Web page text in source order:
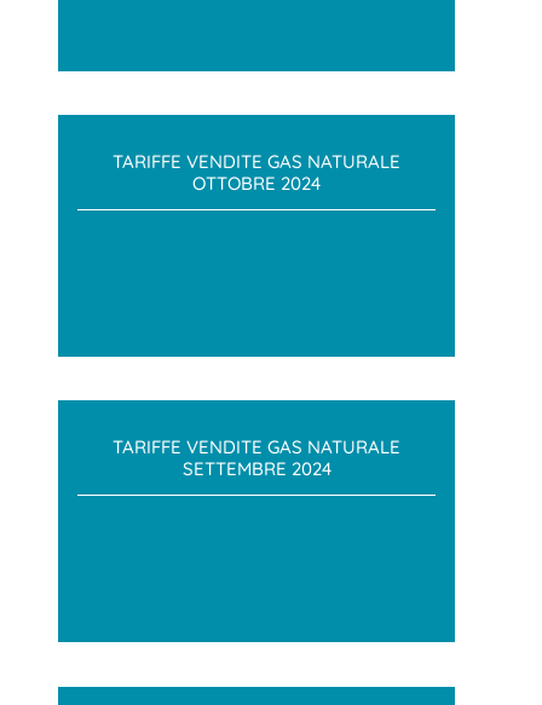
TARIFFE VENDITE GAS NATURALE
OTTOBRE 2024
TARIFFE VENDITE GAS NATURALE
SETTEMBRE 2024